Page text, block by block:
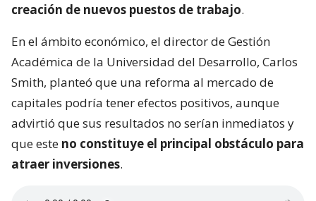
creación de nuevos puestos de trabajo.
En el ámbito económico, el director de Gestión
Académica de la Universidad del Desarrollo, Carlos
Smith, planteó que una reforma al mercado de
capitales podría tener efectos positivos, aunque
advirtió que sus resultados no serían inmediatos y
que este no constituye el principal obstáculo para
atraer inversiones.